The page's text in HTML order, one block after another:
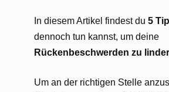
In diesem Artikel findest du 5
dennoch tun kannst, um deine
Rückenbeschwerden zu
Um an der richtigen Stelle